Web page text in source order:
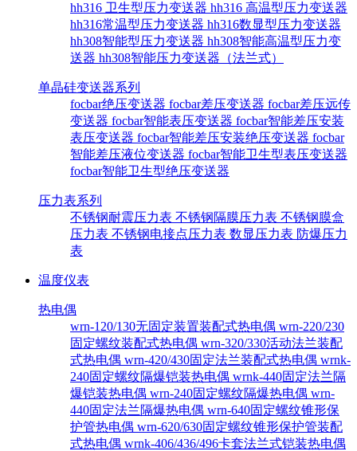
hh316 卫生型压力变送器 hh316 高温型压力变送器
hh316常温型压力变送器 hh316数显型压力变送器
hh308智能型压力变送器 hh308智能高温型压力变
送器 hh308智能压力变送器（法兰式）
单晶硅变送器系列
focbar绝压变送器 focbar差压变送器 focbar差压远传
变送器 focbar智能表压变送器 focbar智能差压安装
表压变送器 focbar智能差压安装绝压变送器 focbar
智能差压液位变送器 focbar智能卫生型表压变送器
focbar智能卫生型绝压变送器
压力表系列
不锈钢耐震压力表 不锈钢隔膜压力表 不锈钢膜盒
压力表 不锈钢电接点压力表 数显压力表 防爆压力
表
温度仪表
热电偶
wrn-120/130无固定装置装配式热电偶 wrn-220/230
固定螺纹装配式热电偶 wrn-320/330活动法兰装配
式热电偶 wrn-420/430固定法兰装配式热电偶 wrnk-
240固定螺纹隔爆铠装热电偶 wrnk-440固定法兰隔
爆铠装热电偶 wrn-240固定螺纹隔爆热电偶 wrn-
440固定法兰隔爆热电偶 wrn-640固定螺纹锥形保
护管热电偶 wrn-620/630固定螺纹锥形保护管装配
式热电偶 wrnk-406/436/496卡套法兰式铠装热电偶